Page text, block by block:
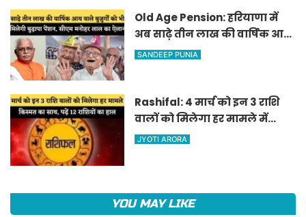
Old Age Pension: हरियाणा में
अब साढ़े तीन लाख की वार्षिक आय
वाले बुजुर्गों को भी मिलेगी बुढ़ापा
SANDEEP PUNIA
Rashifal: 4 मार्च को इन 3 राशि
वालों को मिलेगा हर मामले में
किस्मत का साथ, पढ़ें 12 राशियों का
JYOTI ARORA
YOU MAY LIKE